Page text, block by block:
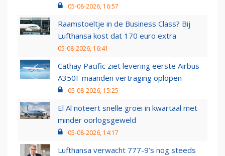
05-08-2026, 16:57
Raamstoeltje in de Business Class? Bij
Lufthansa kost dat 170 euro extra
05-08-2026, 16:41
Cathay Pacific ziet levering eerste Airbus
A350F maanden vertraging oplopen
05-08-2026, 15:25
El Al noteert snelle groei in kwartaal met
minder oorlogsgeweld
05-08-2026, 14:17
Lufthansa verwacht 777-9’s nog steeds